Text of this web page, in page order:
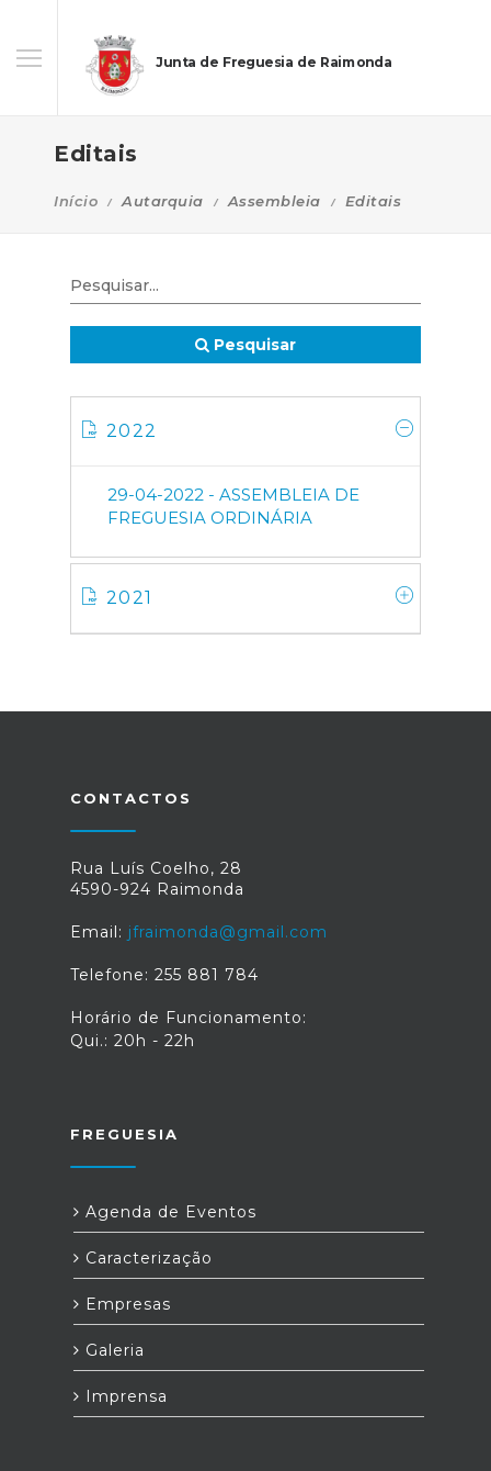
Junta de Freguesia de Raimonda
Editais
Início Autarquia Assembleia Editais
Pesquisar
2022
29-04-2022 - ASSEMBLEIA DE
FREGUESIA ORDINÁRIA
2021
CONTACTOS
Rua Luís Coelho, 28
4590-924 Raimonda
Email: jfraimonda@gmail.com
Telefone: 255 881 784
Horário de Funcionamento:
Qui.: 20h - 22h
FREGUESIA
Agenda de Eventos
Caracterização
Empresas
Galeria
Imprensa